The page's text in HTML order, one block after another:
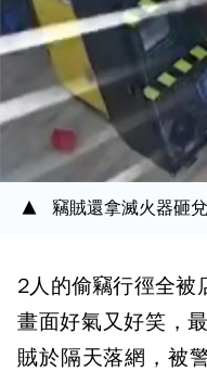
竊賊還拿滅火器砸
2人的偷竊行徑全被
畫面好氣又好笑，
賊於隔天落網，被